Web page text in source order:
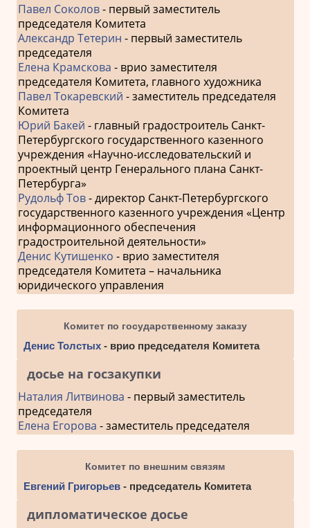
Павел Соколов- первый заместитель
председателя Комитета
Александр Тетерин - первый заместитель
председателя
Елена Крамскова - врио заместителя
председателя Комитета, главного художника
Павел Токаревский - заместитель председателя
Комитета
Юрий Бакей - главный градостроитель Санкт-
Петербургского государственного казенного
учреждения «Научно-исследовательский и
проектный центр Генерального плана Санкт-
Петербурга»
Рудольф Тов- директор Санкт-Петербургского
государственного казенного учреждения «Центр
информационного обеспечения
градостроительной деятельности»
Денис Кутишенко - врио заместителя
председателя Комитета – начальника
юридического управления
Комитет по государственному заказу
Денис Толстых- врио председателя Комитета
досье на госзакупки
Наталия Литвинова - первый заместитель
председателя
Елена Егорова - заместитель председателя
Комитет по внешним связям
Евгений Григорьев- председатель Комитета
дипломатическое досье